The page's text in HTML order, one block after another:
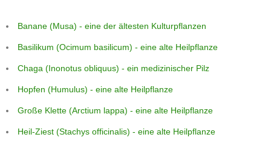
Banane (Musa) - eine der ältesten Kulturpflanzen
Basilikum (Ocimum basilicum) - eine alte Heilpflanze
Chaga (Inonotus obliquus) - ein medizinischer Pilz
Hopfen (Humulus) - eine alte Heilpflanze
Große Klette (Arctium lappa) - eine alte Heilpflanze
Heil-Ziest (Stachys officinalis) - eine alte Heilpflanze